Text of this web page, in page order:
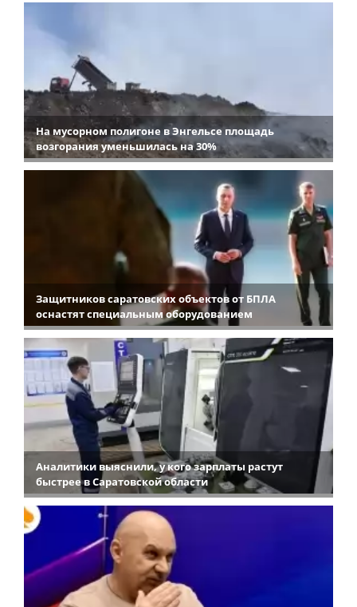
На мусорном полигоне в Энгельсе площадь
возгорания уменьшилась на 30%
Защитников саратовских объектов от БПЛА
оснастят специальным оборудованием
Аналитики выяснили, у кого зарплаты растут
быстрее в Саратовской области